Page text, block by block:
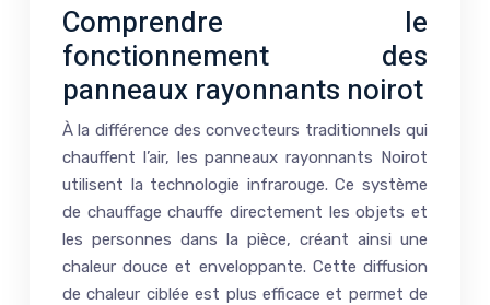
Comprendre le
fonctionnement des
panneaux rayonnants noirot
À la différence des convecteurs traditionnels qui
chauffent l’air, les panneaux rayonnants Noirot
utilisent la technologie infrarouge. Ce système
de chauffage chauffe directement les objets et
les personnes dans la pièce, créant ainsi une
chaleur douce et enveloppante. Cette diffusion
de chaleur ciblée est plus efficace et permet de